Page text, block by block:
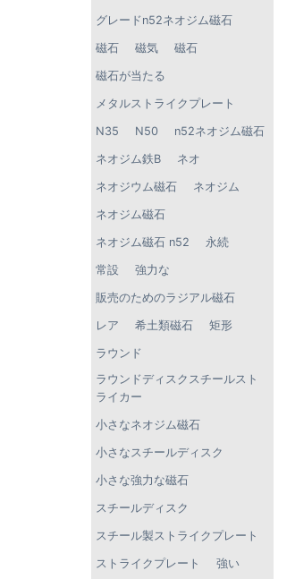
グレードn52ネオジム磁石
磁石 磁気 磁石
磁石が当たる
メタルストライクプレート
N35 N50 n52ネオジム磁石
ネオジム鉄B ネオ
ネオジウム磁石 ネオジム
ネオジム磁石
ネオジム磁石 n52 永続
常設 強力な
販売のためのラジアル磁石
レア 希土類磁石 矩形
ラウンド
ラウンドディスクスチールスト
ライカー
小さなネオジム磁石
小さなスチールディスク
小さな強力な磁石
スチールディスク
スチール製ストライクプレート
ストライクプレート 強い